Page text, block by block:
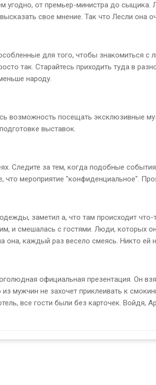
от премьер-министра до сыщика.
свое мнение. Так что Лесли она
для того, чтобы знакомиться
так. Старайтесь приходить туда в
народу.
возможность посещать эксклюзивные
выставок.
Следите за тем, когда подобные
что мероприятие "конфиденциальное".
заметил а, что там происходит
и смешалась с гостями. Люди, которых
она, каждый раз весело смеясь. Никто ей
официальная презентация. Он
мужчин не захочет приклеивать к
все гости были без карточек. Войдя,